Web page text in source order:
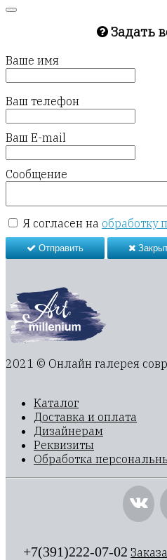
Задать
Ваше имя
Ваш телефон
Ваш E-mail
Сообщение
Я согласен на обработку
Отправить
2021 © Онлайн галерея
Каталог
Доставка и оплата
Дизайнерам
Реквизиты
Обработка
+7(391)222-07-02